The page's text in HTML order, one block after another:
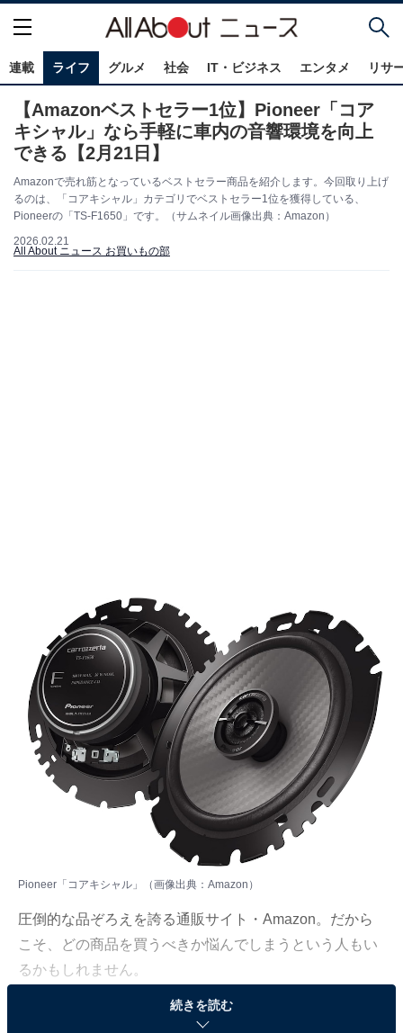
連載 ライフ グルメ 社会 IT・ビジネス エンタメ リサ
【Amazonベストセラー1位】Pioneer「コア
キシャル」なら手軽に車内の音響環境を向上
できる【2月21日】
Amazonで売れ筋となっているベストセラー商品を紹介します。今回取り上げ
るのは、「コアキシャル」カテゴリでベストセラー1位を獲得している、
Pioneerの「TS-F1650」です。（サムネイル画像出典：Amazon）
2026.02.21
All About ニュース お買いもの部
Pioneer「コアキシャル」（画像出典：Amazon）
圧倒的な品ぞろえを誇る通販サイト・Amazon。だから
こそ、どの商品を買うべきか悩んでしまうという人もい
るかもしれません。
そんな人に向けて、Amazonで売れ筋ランキング1位を獲
続きを読む